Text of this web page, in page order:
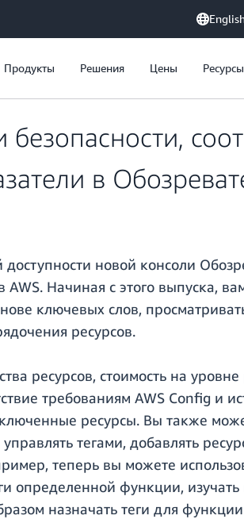
Продукты Решения Цены Ресурсы
в
новой консоли
AWS. Начиная с этого выпуска,
ключевых слов,
ресурсов.
ресурсов, стоимость на
требованиям AWS Config
ресурсы. Вы также
тегами, добавлять
теперь вы можете
определенной функции,
назначать теги для